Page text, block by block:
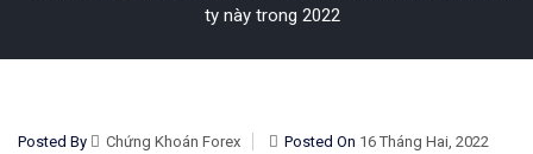
ty này trong 2022
Posted By Chứng Khoán Forex Posted On 16 Tháng Hai, 2022